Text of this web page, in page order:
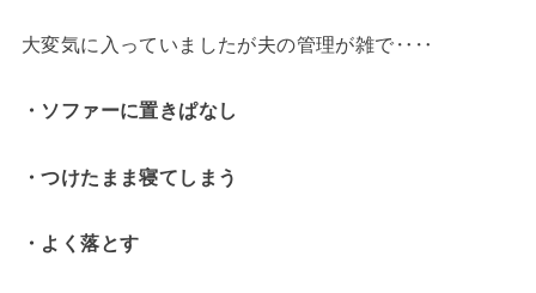
大変気に入っていましたが夫の管理が雑で‥‥
・ソファーに置きぱなし
・つけたまま寝てしまう
・よく落とす